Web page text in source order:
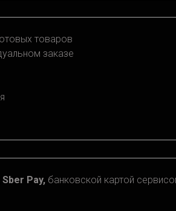
товаров
заказе
Pay, банковской картой